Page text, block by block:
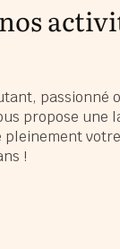
passionné
propose une
pleinement
!